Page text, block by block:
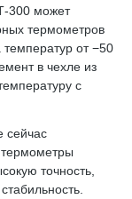
300 может
термометров
от −50
в чехле из
с
сейчас
точность,